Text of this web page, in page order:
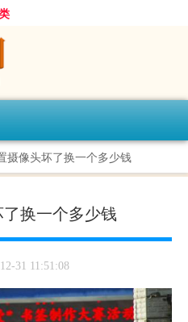
摄像头坏了换一个多少钱
换一个多少钱
31 11:51:08